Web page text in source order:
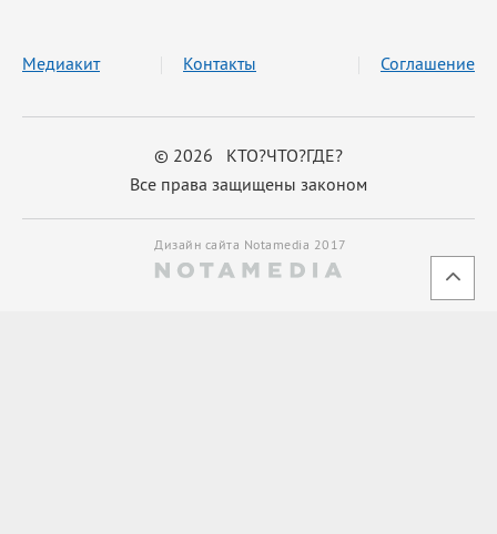
© 2026 КТО?ЧТО?ГДЕ?
Все права защищены законом
Медиакит Контакты Соглашение
Дизайн сайта Notamedia 2017